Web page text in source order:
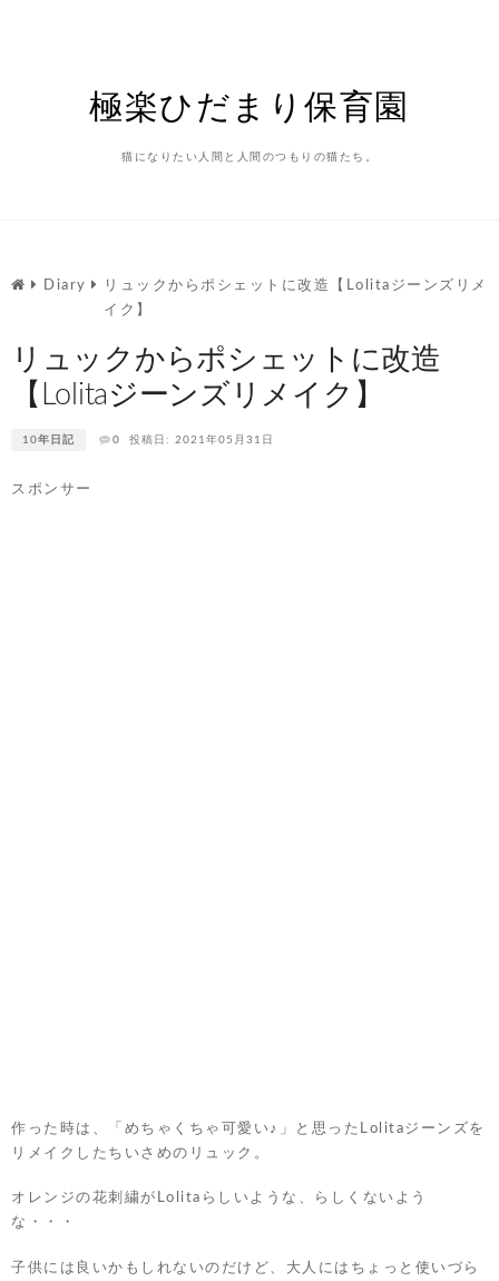
極楽ひだまり保育園
猫になりたい人間と人間のつもりの猫たち。
Diary
リュックからポシェットに改造【Lolitaジーンズリメ
イク】
リュックからポシェットに改造
【Lolitaジーンズリメイク】
10年日記 0 投稿日: 2021年05月31日
スポンサー
作った時は、「めちゃくちゃ可愛い♪」と思ったLolitaジーンズを
リメイクしたちいさめのリュック。
オレンジの花刺繍がLolitaらしいような、らしくないよう
な・・・
子供には良いかもしれないのだけど、大人にはちょっと使いづら